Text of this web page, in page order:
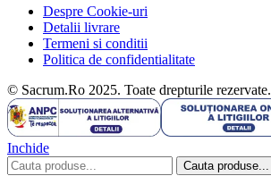
Despre Cookie-uri
Detalii livrare
Termeni si conditii
Politica de confidentialitate
© Sacrum.Ro 2025. Toate drepturile rezervate.
Inchide
Cauta produse...